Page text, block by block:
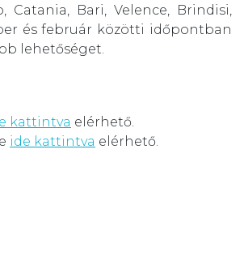
Catania, Bari, Velence, Brindisi,
és február közötti időpontban
lehetőséget.
kattintva elérhető.
ide kattintva elérhető.